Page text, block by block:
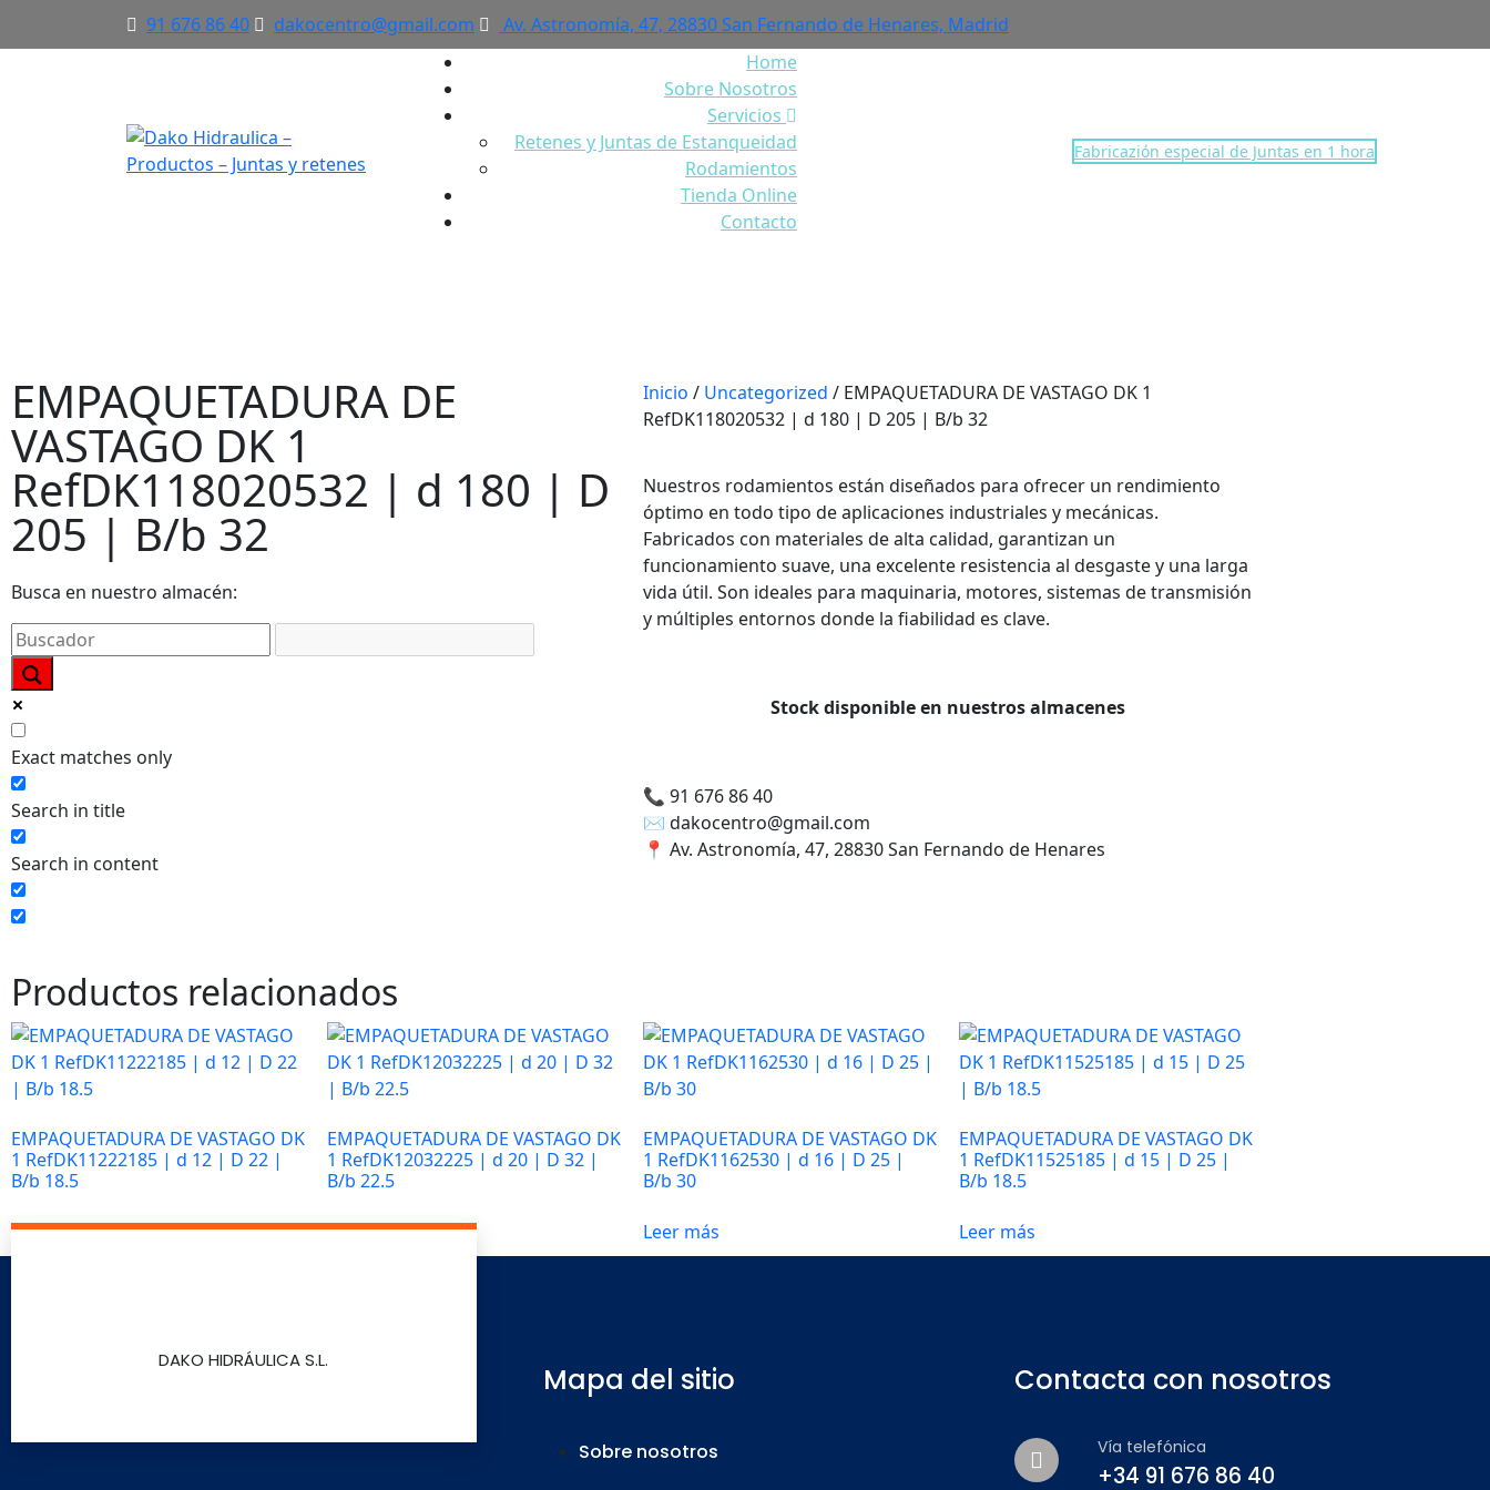
91 676 86 40 dakocentro@gmail.com
Av. Astronomía, 47, 28830 San Fernando de Henares, Madrid
Home
Sobre Nosotros
Servicios
Retenes y Juntas de Estanqueidad
Rodamientos
Tienda Online
Contacto
Fabricazión especial de Juntas en 1 hora
EMPAQUETADURA DE
VASTAGO DK 1
RefDK118020532 | d 180 | D
205 | B/b 32
Busca en nuestro almacén:
Exact matches only
Search in title
Search in content
Inicio / Uncategorized / EMPAQUETADURA DE VASTAGO DK 1
RefDK118020532 | d 180 | D 205 | B/b 32
Nuestros rodamientos están diseñados para ofrecer un rendimiento
óptimo en todo tipo de aplicaciones industriales y mecánicas.
Fabricados con materiales de alta calidad, garantizan un
funcionamiento suave, una excelente resistencia al desgaste y una larga
vida útil. Son ideales para maquinaria, motores, sistemas de transmisión
y múltiples entornos donde la fiabilidad es clave.
Stock disponible en nuestros almacenes
📞 91 676 86 40
✉️ dakocentro@gmail.com
📍 Av. Astronomía, 47, 28830 San Fernando de Henares
Productos relacionados
EMPAQUETADURA DE VASTAGO DK
1 RefDK11222185 | d 12 | D 22 |
B/b 18.5
Leer más
EMPAQUETADURA DE VASTAGO DK
1 RefDK12032225 | d 20 | D 32 |
B/b 22.5
Leer más
EMPAQUETADURA DE VASTAGO DK
1 RefDK1162530 | d 16 | D 25 |
B/b 30
Leer más
EMPAQUETADURA DE VASTAGO DK
1 RefDK11525185 | d 15 | D 25 |
B/b 18.5
Leer más
DAKO HIDRÁULICA S.L.
Mapa del sitio
Sobre nosotros
Contacta con nosotros
Vía telefónica
+34 91 676 86 40
Necesarias
Estas
cookies no
opcionales.
Son
necesarias
para que
Estadísticas